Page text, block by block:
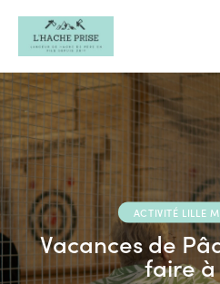
ACTIVITÉ LILLE
Vacances de
faire à